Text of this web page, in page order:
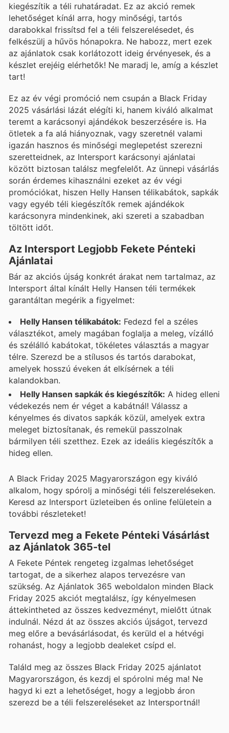
kiegészítik a téli ruhatáradat. Ez az akció remek
lehetőséget kínál arra, hogy minőségi, tartós
darabokkal frissítsd fel a téli felszerelésedet, és
felkészülj a hűvös hónapokra. Ne habozz, mert ezek
az ajánlatok csak korlátozott ideig érvényesek, és a
készlet erejéig elérhetők! Ne maradj le, amíg a készlet
tart!
Ez az év végi promóció nem csupán a Black Friday
2025 vásárlási lázát elégíti ki, hanem kiváló alkalmat
teremt a karácsonyi ajándékok beszerzésére is. Ha
ötletek a fa alá hiányoznak, vagy szeretnél valami
igazán hasznos és minőségi meglepetést szerezni
szeretteidnek, az Intersport karácsonyi ajánlatai
között biztosan találsz megfelelőt. Az ünnepi vásárlás
során érdemes kihasználni ezeket az év végi
promóciókat, hiszen Helly Hansen télikabátok, sapkák
vagy egyéb téli kiegészítők remek ajándékok
karácsonyra mindenkinek, aki szereti a szabadban
töltött időt.
Az Intersport Legjobb Fekete Pénteki
Ajánlatai
Bár az akciós újság konkrét árakat nem tartalmaz, az
Intersport által kínált Helly Hansen téli termékek
garantáltan megérik a figyelmet:
Helly Hansen télikabátok: Fedezd fel a széles
választékot, amely magában foglalja a meleg, vízálló
és szélálló kabátokat, tökéletes választás a magyar
télre. Szerezd be a stílusos és tartós darabokat,
amelyek hosszú éveken át elkísérnek a téli
kalandokban.
Helly Hansen sapkák és kiegészítők: A hideg elleni
védekezés nem ér véget a kabátnál! Válassz a
kényelmes és divatos sapkák közül, amelyek extra
meleget biztosítanak, és remekül passzolnak
bármilyen téli szetthez. Ezek az ideális kiegészítők a
hideg ellen.
A Black Friday 2025 Magyarországon egy kiváló
alkalom, hogy spórolj a minőségi téli felszereléseken.
Keresd az Intersport üzleteiben és online felületein a
további részleteket!
Tervezd meg a Fekete Pénteki Vásárlást
az Ajánlatok 365-tel
A Fekete Péntek rengeteg izgalmas lehetőséget
tartogat, de a sikerhez alapos tervezésre van
szükség. Az Ajánlatok 365 weboldalon minden Black
Friday 2025 akciót megtalálsz, így kényelmesen
áttekintheted az összes kedvezményt, mielőtt útnak
indulnál. Nézd át az összes akciós újságot, tervezd
meg előre a bevásárlásodat, és kerüld el a hétvégi
rohanást, hogy a legjobb dealeket csípd el.
Találd meg az összes Black Friday 2025 ajánlatot
Magyarországon, és kezdj el spórolni még ma! Ne
hagyd ki ezt a lehetőséget, hogy a legjobb áron
szerezd be a téli felszereléseket az Intersportnál!